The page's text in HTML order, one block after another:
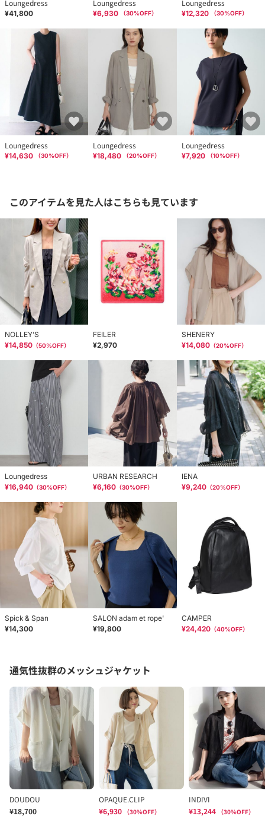
Loungedress
¥41,800
Loungedress
¥6,930 （30%OFF）
Loungedress
¥12,320 （30%OFF）
Loungedress
¥14,630 （30%OFF）
Loungedress
¥18,480 （20%OFF）
Loungedress
¥7,920 （10%OFF）